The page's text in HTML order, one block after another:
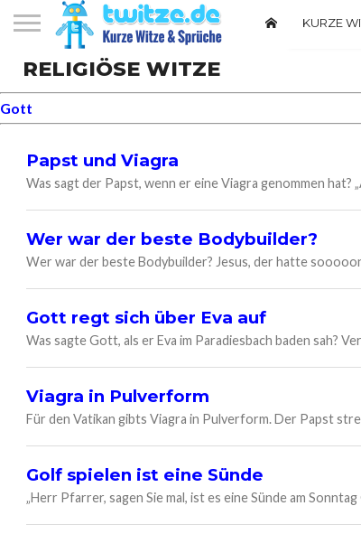
KURZE
Witze
RELIGIÖSE WITZE
Gott
Papst und Viagra
Was sagt der Papst, wenn er eine Viagra genommen hat?
Wer war der beste Bodybuilder?
Wer war der beste Bodybuilder? Jesus, der hatte
Gott regt sich über Eva auf
Was sagte Gott, als er Eva im Paradiesbach baden sah?
Viagra in Pulverform
Für den Vatikan gibts Viagra in Pulverform. Der Papst
Golf spielen ist eine Sünde
„Herr Pfarrer, sagen Sie mal, ist es eine Sünde am